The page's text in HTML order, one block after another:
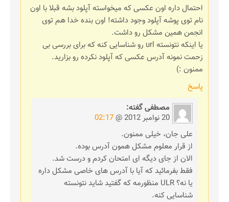
احتمال داره اون عکسی که میخواسته آپلود بشه قبلا با اون
نام توی پوشه آپلود وجود داشته! اون بنده خدا هم توی
انجمن همین مشکل رو داشت.
یا اینکه نتونسته url رو شناسایی کنه که برای بررسی بی
زحمت نمونه آدرس عکسی که آپلود نکرده رو بزارید.
ممنون :)
پاسخ
مصطفیگفته:
20 نوامبر 2012 @
02:17
علی جان، خیلی ممنون.
از قرار معلوم مشکل همون آدرس بوده.
الان از جای دیگه ای امتحان کردم و درست شد.
فقط بفرمائید که آیا با آدرس های خاصی مشکل داره
یا نه؟ ULR منظورمه که گفتید شاید نتونسته
شناسایی کنه.